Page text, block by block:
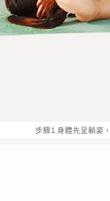
步驟1 身體先呈躺姿